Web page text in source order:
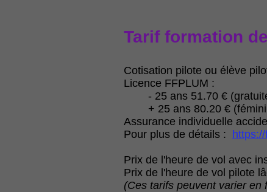
Tarif formation
Cotisation pilote ou élève
Licence FFPLUM :
- 25 ans 51.70 €
+ 25 ans 80.20 €
Assurance individuelle
Pour plus de détails :
Prix de l'heure de vol avec
Prix de l'heure de vol pilote
(Ces tarifs peuvent varier en